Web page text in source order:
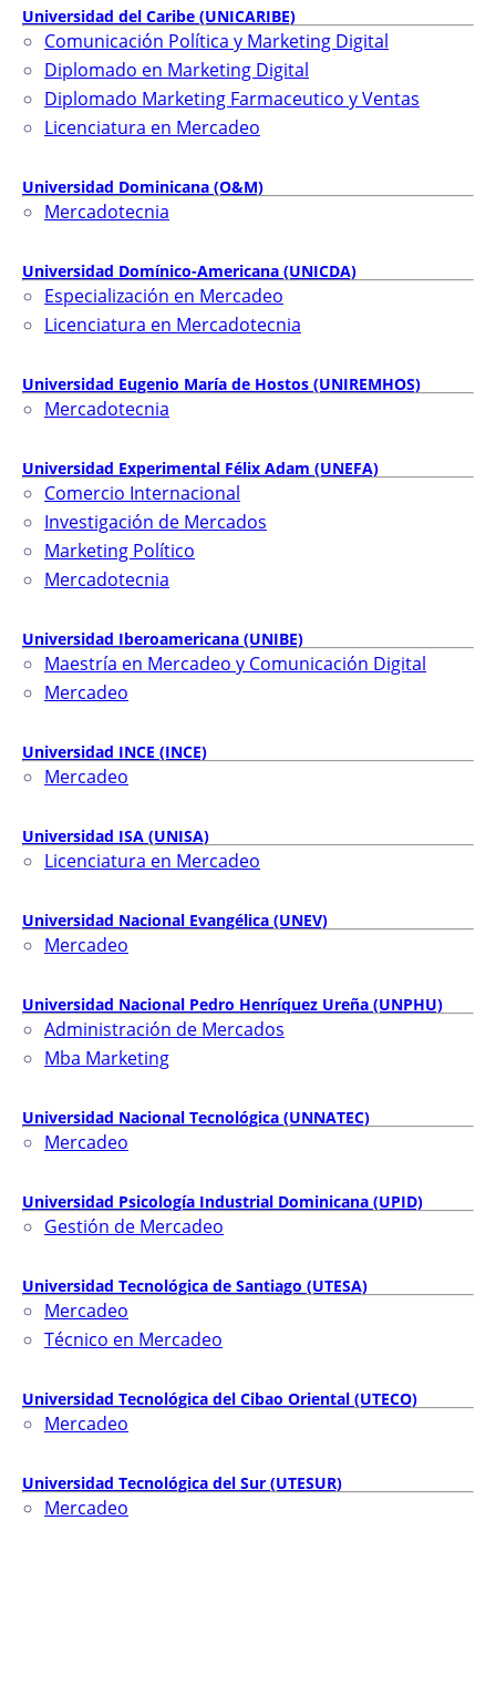
Universidad del Caribe (UNICARIBE)
Comunicación Política y Marketing Digital
Diplomado en Marketing Digital
Diplomado Marketing Farmaceutico y Ventas
Licenciatura en Mercadeo
Universidad Dominicana (O&M)
Mercadotecnia
Universidad Domínico-Americana (UNICDA)
Especialización en Mercadeo
Licenciatura en Mercadotecnia
Universidad Eugenio María de Hostos (UNIREMHOS)
Mercadotecnia
Universidad Experimental Félix Adam (UNEFA)
Comercio Internacional
Investigación de Mercados
Marketing Político
Mercadotecnia
Universidad Iberoamericana (UNIBE)
Maestría en Mercadeo y Comunicación Digital
Mercadeo
Universidad INCE (INCE)
Mercadeo
Universidad ISA (UNISA)
Licenciatura en Mercadeo
Universidad Nacional Evangélica (UNEV)
Mercadeo
Universidad Nacional Pedro Henríquez Ureña (UNPHU)
Administración de Mercados
Mba Marketing
Universidad Nacional Tecnológica (UNNATEC)
Mercadeo
Universidad Psicología Industrial Dominicana (UPID)
Gestión de Mercadeo
Universidad Tecnológica de Santiago (UTESA)
Mercadeo
Técnico en Mercadeo
Universidad Tecnológica del Cibao Oriental (UTECO)
Mercadeo
Universidad Tecnológica del Sur (UTESUR)
Mercadeo